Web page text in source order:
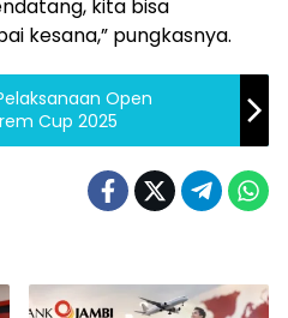
kita bisa
kesana,” pungkasnya.
Open
Cup 2025